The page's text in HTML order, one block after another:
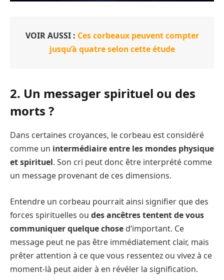
VOIR AUSSI : Ces corbeaux peuvent compter
jusqu’à quatre selon cette étude
2. Un messager spirituel ou des
morts ?
Dans certaines croyances, le corbeau est considéré
comme un intermédiaire entre les mondes physique
et spirituel. Son cri peut donc être interprété comme
un message provenant de ces dimensions.
Entendre un corbeau pourrait ainsi signifier que des
forces spirituelles ou des ancêtres tentent de vous
communiquer quelque chose d’important. Ce
message peut ne pas être immédiatement clair, mais
prêter attention à ce que vous ressentez ou vivez à ce
moment-là peut aider à en révéler la signification.